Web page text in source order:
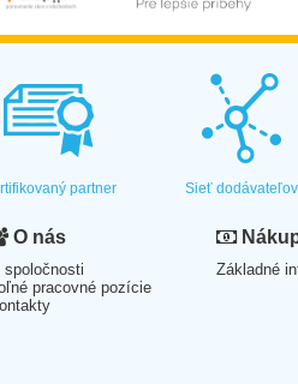
partner Sieť dodávateľov
O nás
spoločnosti
pracovné pozície
Základné